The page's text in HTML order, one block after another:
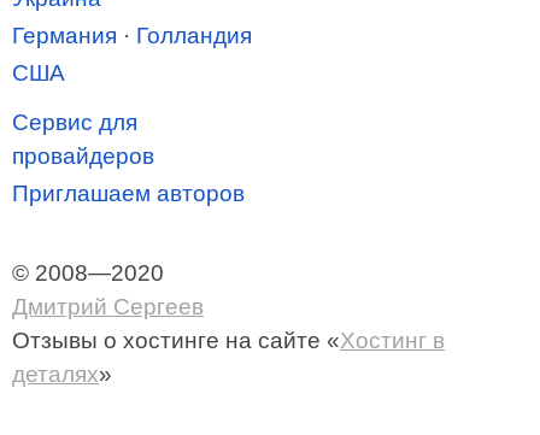
Германия · Голландия
США
Сервис для
провайдеров
Приглашаем авторов
© 2008—2020
Дмитрий Сергеев
Отзывы о хостинге на сайте «Хостинг в
деталях»